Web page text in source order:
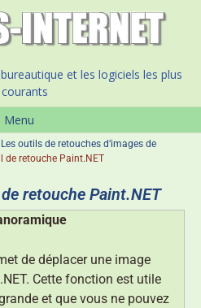
et les logiciels les plus
courants
Menu
Les outils de retouches d’images de
de retouche Paint.NET
retouche Paint.NET
de déplacer une image
Cette fonction est utile
et que vous ne pouvez